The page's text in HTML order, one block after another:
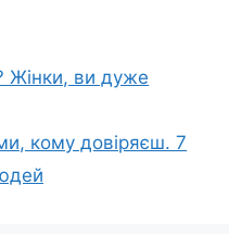
Жінки, ви дуже
кому довіряєш. 7